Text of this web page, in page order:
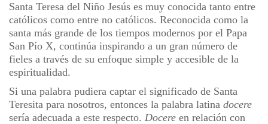
Santa Teresa del Niño Jesús es muy conocida tanto entre
católicos como entre no católicos. Reconocida como la
santa más grande de los tiempos modernos por el Papa
San Pío X, continúa inspirando a un gran número de
fieles a través de su enfoque simple y accesible de la
espiritualidad.
Si una palabra pudiera captar el significado de Santa
Teresita para nosotros, entonces la palabra latina docere
sería adecuada a este respecto. Docere en relación con